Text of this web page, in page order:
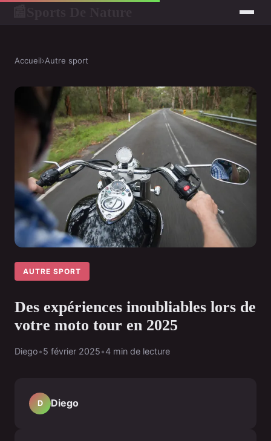
Accueil›Autre sport
AUTRE SPORT
Des expériences inoubliables lors de
votre moto tour en 2025
Diego•5 février 2025•4 min de lecture
D Diego